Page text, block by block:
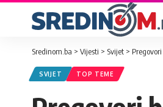
Sredinom.ba > Vijesti > Svijet >
SVIJET TOP TEME